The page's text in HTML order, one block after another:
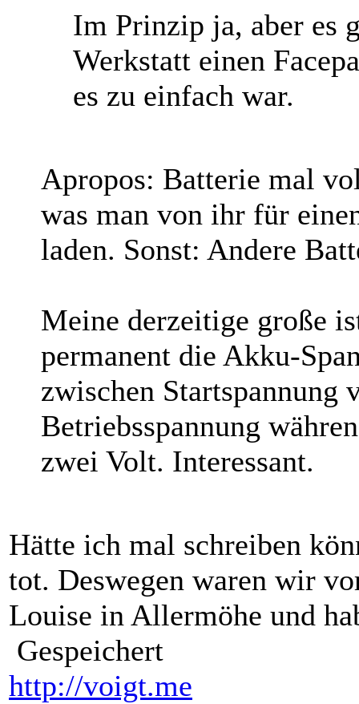
Im Prinzip ja, aber es
Werkstatt einen
es zu einfach war.
Apropos: Batterie mal
was man von ihr für
laden. Sonst: Andere
Meine derzeitige große
permanent die Akku-
zwischen Startspannung
Betriebsspannung
zwei Volt. Interessant.
Hätte ich mal schreiben
tot. Deswegen waren wir
Louise in Allermöhe und
Gespeichert
http://voigt.me